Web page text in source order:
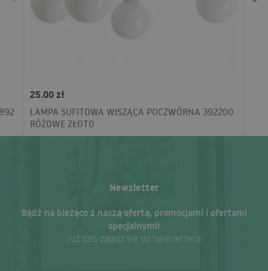
25.00 zł
LAMPA SUFITOWA WISZĄCA POCZWÓRNA 392200
RÓŻOWE ZŁOTO
Newsletter
Bądź na bieżąco z naszą ofertą, promocjami i ofertami
specjalnymi!
Już dziś zapisz się do newslettera!